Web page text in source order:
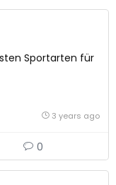
Sportarten für
3 years ago
0